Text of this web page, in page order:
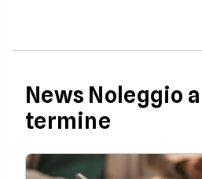
News Noleggio
termine